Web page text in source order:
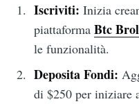
Iscriviti: Inizia
piattaforma Btc
le funzionalità.
Deposita Fondi:
di $250 per iniziare